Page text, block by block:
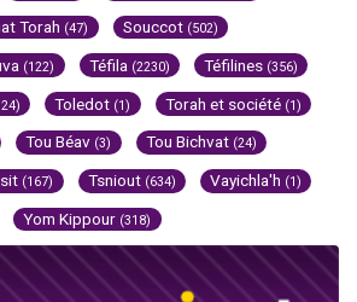
Torah (47) Souccot (502)
(122) Téfila (2230) Téfilines (356)
Toledot (1) Torah et société (1)
Tou Béav (3) Tou Bichvat (24)
(167) Tsniout (634) Vayichla'h (1)
Yom Kippour (318)